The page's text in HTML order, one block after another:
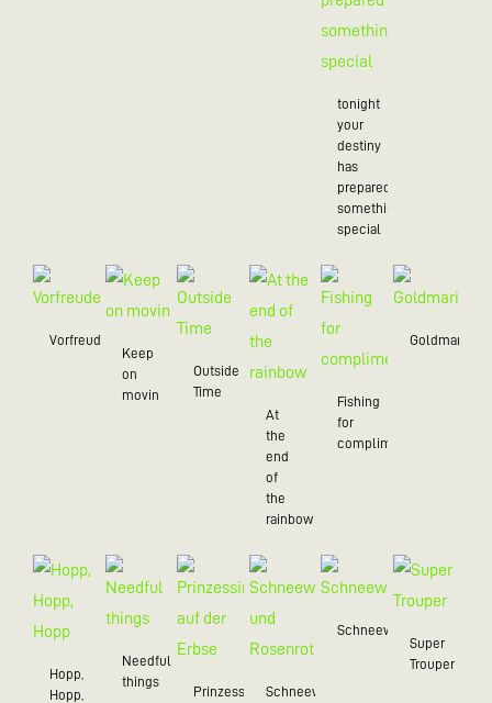
tonight
your
destiny
has
prepared
something
special
Vorfreude
Keep
on
movin
Outside
Time
At
the
end
of
the
rainbow
Fishing
for
compliments
Goldmarie
Hopp,
Hopp,
Needful
things
Prinzessin
Schneeweißchen
Schneewittchen
Super
Trouper